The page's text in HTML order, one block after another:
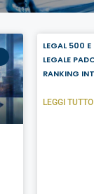
LEGAL 500 E
LEGALE
RANKING
LEGGI TUTTO